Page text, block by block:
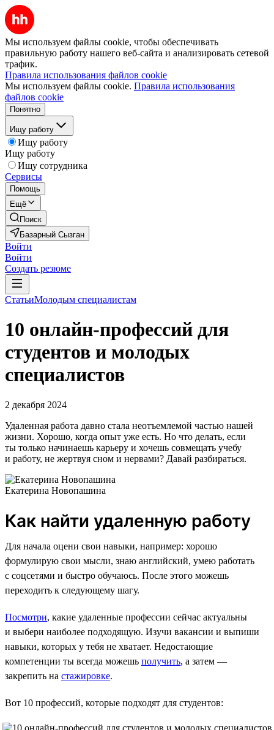
Мы используем файлы cookie, чтобы обеспечивать
правильную работу нашего веб-сайта и анализировать сетевой
трафик.
Правила использования файлов cookie
Мы используем файлы cookie. Правила использования
файлов cookie
Понятно
Ищу работу
Ищу работу
Ищу работу
Ищу сотрудника
Сервисы
Помощь
Ещё
Поиск
Базарный Сызган
Войти
Войти
Создать резюме
СтатьиМолодым специалистам
10 онлайн-профессий для
студентов и молодых
специалистов
2 декабря 2024
Удаленная работа давно стала неотъемлемой частью нашей
жизни. Хорошо, когда опыт уже есть. Но что делать, если
ты только начинаешь карьеру и хочешь совмещать учебу
и работу, не жертвуя сном и нервами? Давай разбираться.
Екатерина Новопашина
Как найти удаленную работу
Для начала оцени свои навыки, например: хорошо
формулирую свои мысли, знаю английский, умею работать
с соцсетями и быстро обучаюсь. После этого можешь
переходить к следующему шагу.
Посмотри, какие удаленные профессии сейчас актуальны
и выбери наиболее подходящую. Изучи вакансии и выпиши
навыки, которых у тебя не хватает. Недостающие
компетенции ты всегда можешь получить, а затем —
закрепить на стажировке.
Вот 10 профессий, которые подходят для студентов: